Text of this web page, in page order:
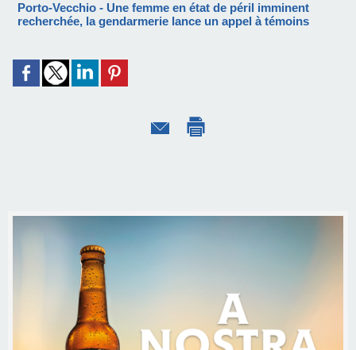
Porto-Vecchio - Une femme en état de péril imminent
recherchée, la gendarmerie lance un appel à témoins